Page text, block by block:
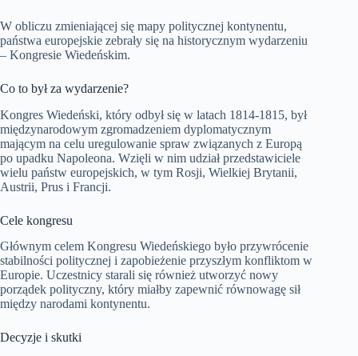
W obliczu zmieniającej się mapy politycznej kontynentu,
państwa europejskie zebrały się na historycznym wydarzeniu
– Kongresie Wiedeńskim.
Co to był za wydarzenie?
Kongres Wiedeński, który odbył się w latach 1814-1815, był
międzynarodowym zgromadzeniem dyplomatycznym
mającym na celu uregulowanie spraw związanych z Europą
po upadku Napoleona. Wzięli w nim udział przedstawiciele
wielu państw europejskich, w tym Rosji, Wielkiej Brytanii,
Austrii, Prus i Francji.
Cele kongresu
Głównym celem Kongresu Wiedeńskiego było przywrócenie
stabilności politycznej i zapobieżenie przyszłym konfliktom w
Europie. Uczestnicy starali się również utworzyć nowy
porządek polityczny, który miałby zapewnić równowagę sił
między narodami kontynentu.
Decyzje i skutki